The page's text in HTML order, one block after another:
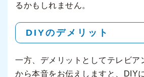
るかもしれません。
DIYのデメリット
一方、デメリットとしてテレビア
から本音をお伝えしますと、DIY